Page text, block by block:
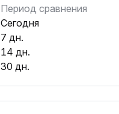
Период сравнения
Сегодня
7 дн.
14 дн.
30 дн.